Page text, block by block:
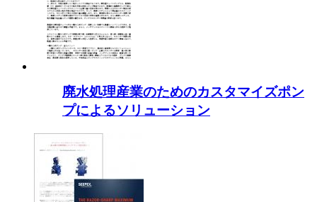
廃水処理産業のためのカスタマイズポン
プによるソリューション